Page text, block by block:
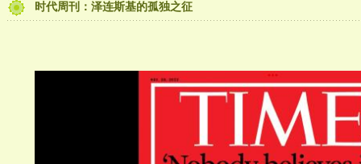
时代周刊：泽连斯基的孤独之征